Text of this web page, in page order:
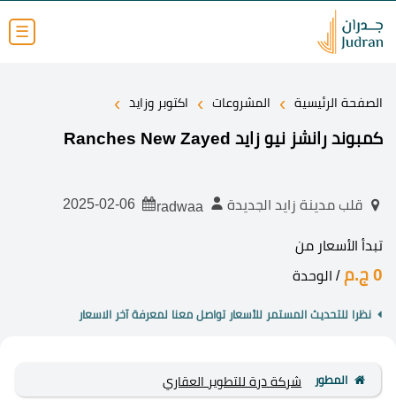
☰
الصفحة الرئيسية › المشروعات › اكتوبر وزايد ›
كمبوند رانشز نيو زايد Ranches New Zayed
قلب مدينة زايد الجديدة
تبدأ الأسعار من
0 ج.م / الوحدة
نظرا للتحديث المستمر للأسعار تواصل معنا لمعرفة آخر الاسعار
المطور شركة درة للتطوير العقاري